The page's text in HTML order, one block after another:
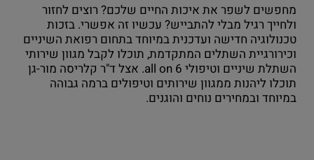
מחפשים לשפר את איכות החיים שלכם? רוצים לחזור
ולחייך רגיל מבלי להתבייש? עכשיו זה אפשרי. בזכות
טכנולוגיה חדישה ועדכנית במיוחד בתחום רפואת השיניים
וכירורגיית השתלים המתקדמת, תוכלו לקבל מגוון שירותי
השתלת שיניים וטיפולי all on 6. אצל ד"ר קלריסה מור-גן
תוכלו ליהנות ממגוון שירותים וטיפולים ברמה גבוהה
במיוחד ובמחירים נוחים והוגנים.